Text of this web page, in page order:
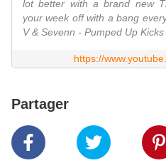
lot better with a brand new
your week off with a bang
V & Sevenn - Pumped Up Kicks
https://
Partager